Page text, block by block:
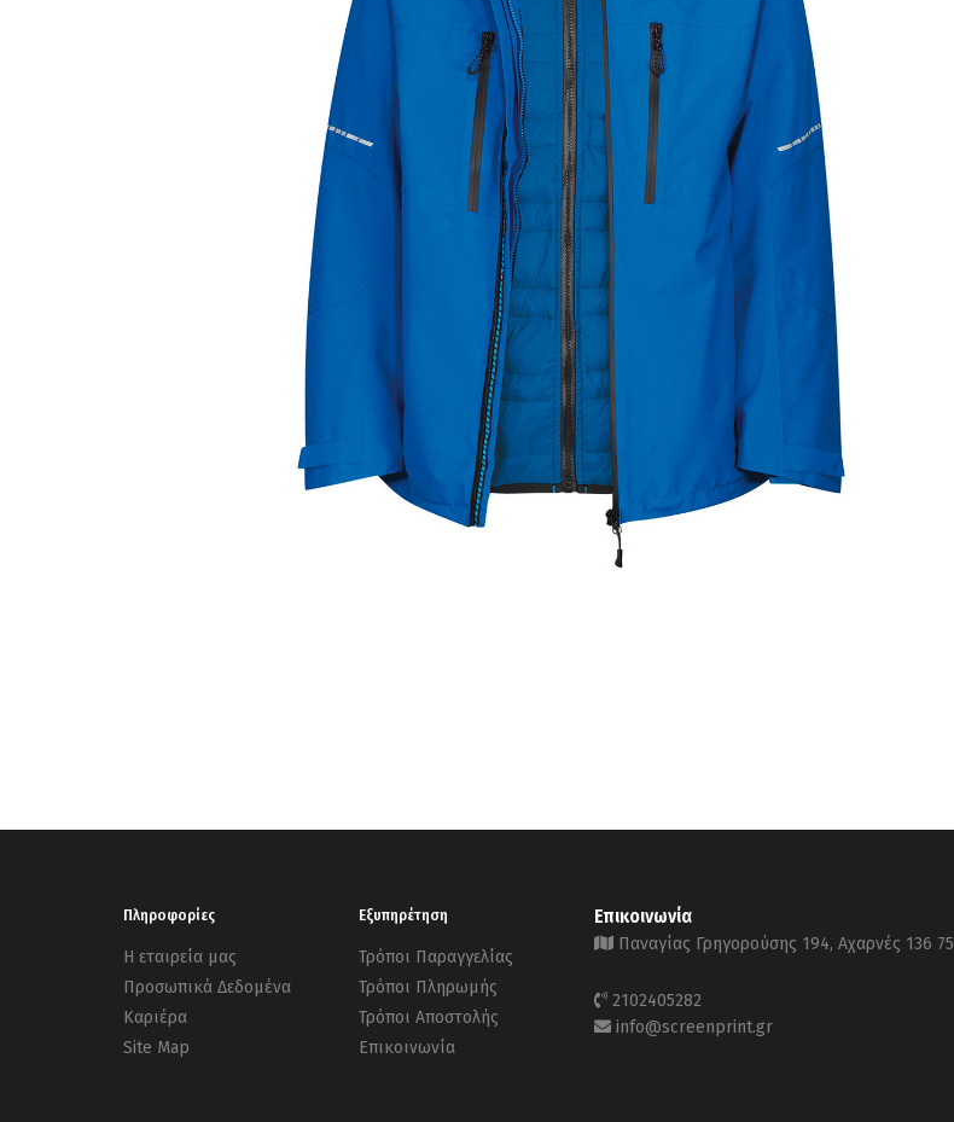
Πληροφορίες
Η εταιρεία μας
Προσωπικά Δεδομένα
Καριέρα
Site Map
Εξυπηρέτηση
Τρόποι Παραγγελίας
Τρόποι Πληρωμής
Τρόποι Αποστολής
Επικοινωνία
Επικοινωνία
Παναγίας Γρηγορούσης 194, Αχαρνές 136 75
2102405282
info@screenprint.gr